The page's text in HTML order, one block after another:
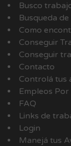
Busco
Busqueda
Como
Conseguir
Conseguir
Contacto
Controlá tus
Empleos
FAQ
Links de
Login
Manejá tus